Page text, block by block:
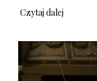
Czytaj dalej